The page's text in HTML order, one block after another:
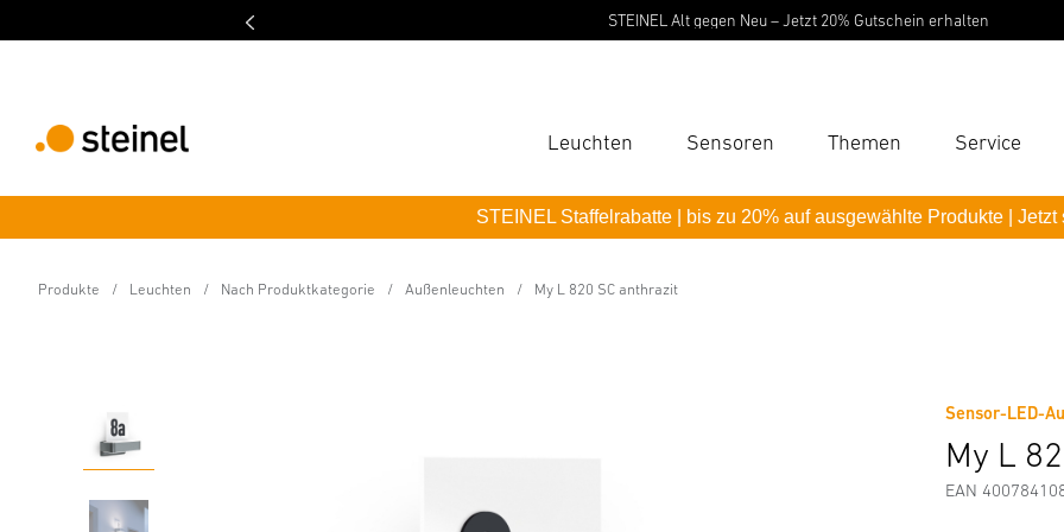
STEINEL Alt gegen Neu – Jetzt 20% Gutschein erhalten
Leuchten Sensoren Themen Service
Suche
STEINEL Staffelrabatte | bis zu 20% auf ausgewählte Produkte | Jetzt
Produkte Leuchten Nach Produktkategorie Außenleuchten My L 820 SC anthrazit
Sensor-LED-
My L
EAN